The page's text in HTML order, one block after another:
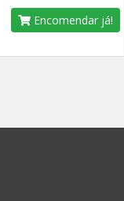
Encomendar já!